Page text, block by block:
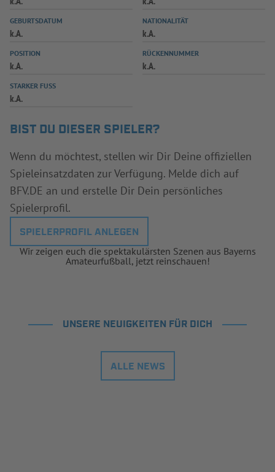
SPIELPLUS
GEBURTSDATUM
k.A.
NATIONALITÄT
k.A.
POSITION
k.A.
RÜCKENNUMMER
k.A.
STARKER FUSS
k.A.
BIST DU DIESER SPIELER?
Wenn du möchtest, stellen wir Dir Deine offiziellen
Spieleinsatzdaten zur Verfügung. Melde dich auf
BFV.DE an und erstelle Dir Dein persönliches
Spielerprofil.
SPIELERPROFIL ANLEGEN
Wir zeigen euch die spektakulärsten Szenen aus Bayerns
Amateurfußball, jetzt reinschauen!
UNSERE NEUIGKEITEN FÜR DICH
ALLE NEWS